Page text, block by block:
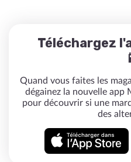
Téléchargez
Quand vous faites les
dégainez la nouvelle
pour découvrir si une
des